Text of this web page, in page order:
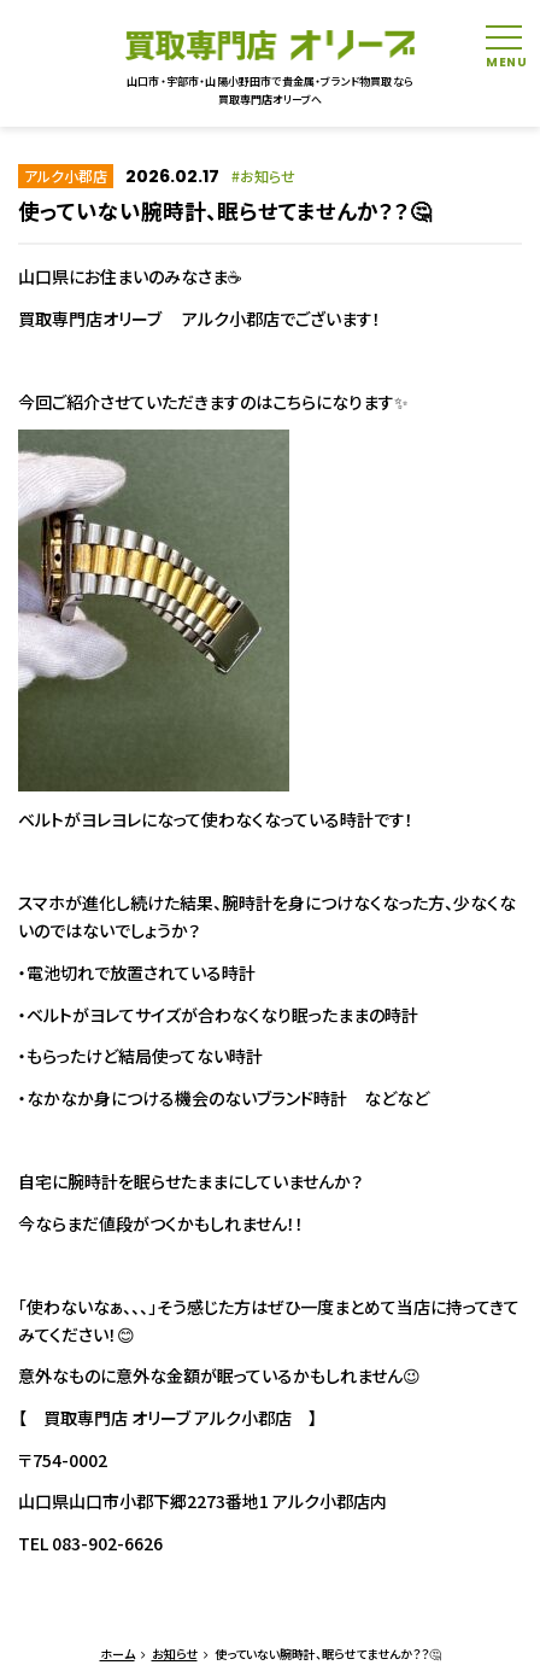
山口市・宇部市・山陽小野田市で貴金属・ブランド物買取なら
買取専門店オリーブへ
アルク小郡店 2026.02.17 お知らせ
使っていない腕時計、眠らせてませんか？？🤔
山口県にお住まいのみなさま☕
買取専門店オリーブ アルク小郡店でございます！
今回ご紹介させていただきますのはこちらになります✨
ベルトがヨレヨレになって使わなくなっている時計です！
スマホが進化し続けた結果、腕時計を身につけなくなった方、少なくな
いのではないでしょうか？
・電池切れで放置されている時計
・ベルトがヨレてサイズが合わなくなり眠ったままの時計
・もらったけど結局使ってない時計
・なかなか身につける機会のないブランド時計 などなど
自宅に腕時計を眠らせたままにしていませんか？
今ならまだ値段がつくかもしれません！！
「使わないなぁ、、、」そう感じた方はぜひ一度まとめて当店に持ってきて
みてください！😊
意外なものに意外な金額が眠っているかもしれません😉
【 買取専門店 オリーブ アルク小郡店 】
〒754-0002
山口県山口市小郡下郷2273番地1 アルク小郡店内
TEL 083-902-6626
ホーム お知らせ 使っていない腕時計、眠らせてませんか？？🤔